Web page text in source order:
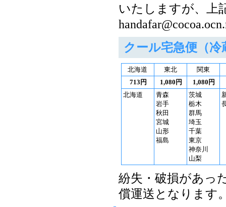
いたしますが、上
クール宅急便（冷
北海道 東北
関東
713円
1,080円 1,080円
北海道
青森
岩手
秋田
宮城
山形
福島
茨城
栃木
群馬
埼玉
千葉
東京
神奈川
山梨
紛失・破損があっ
償運送となります